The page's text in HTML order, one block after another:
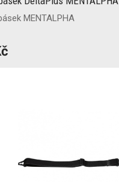
MENTALPHA